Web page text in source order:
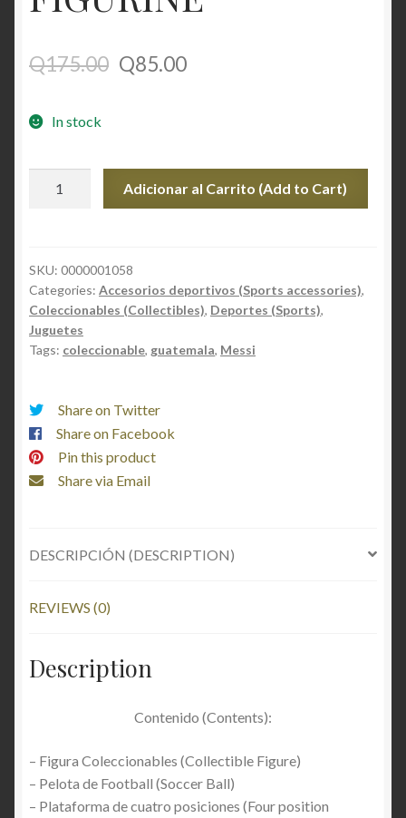
Q175.00 Q85.00
In stock
quantity
Adicionar al Carrito (Add to Cart)
SKU: 0000001058
Categories: Accesorios deportivos (Sports accessories),
Coleccionables (Collectibles), Deportes (Sports),
Juguetes
Tags: coleccionable, guatemala, Messi
Share on Twitter
Share on Facebook
Pin this product
Share via Email
DESCRIPCIÓN (DESCRIPTION)
REVIEWS (0)
Description
Contenido (Contents):
– Figura Coleccionables (Collectible Figure)
– Pelota de Football (Soccer Ball)
– Plataforma de cuatro posiciones (Four position